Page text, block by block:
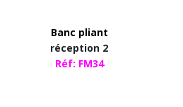
Banc pliant
réception 2
Réf: FM34